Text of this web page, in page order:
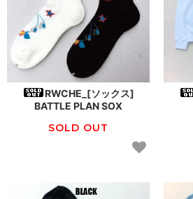
RWCHE_[ソックス]
BATTLE PLAN SOX
SOLD OUT